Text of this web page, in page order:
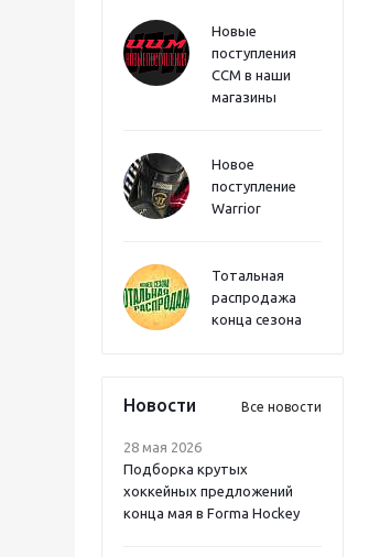
Новые
поступления
CCM в наши
магазины
Новое
поступление
Warrior
Тотальная
распродажа
конца сезона
Новости Все новости
28 мая 2026
Подборка крутых
хоккейных предложений
конца мая в Forma Hockey